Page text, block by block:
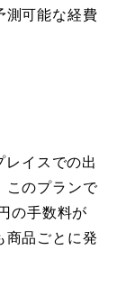
測可能な経費
イスでの出
このプランで
の手数料が
商品ごとに発